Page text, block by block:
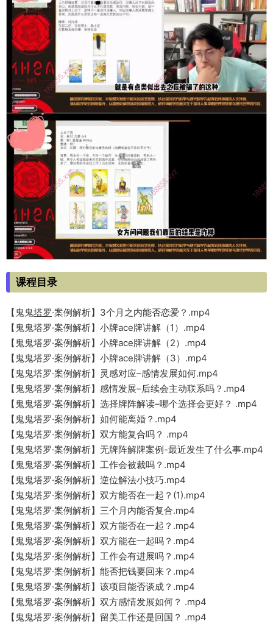
课程目录
【鬼鬼塔罗·案例解析】3个月之内能否恋爱？.mp4
【鬼鬼塔罗·案例解析】小牌ace牌讲解（1）.mp4
【鬼鬼塔罗·案例解析】小牌ace牌讲解（2）.mp4
【鬼鬼塔罗·案例解析】小牌ace牌讲解（3）.mp4
【鬼鬼塔罗·案例解析】灵感对应–感情发展如何.mp4
【鬼鬼塔罗·案例解析】感情发展–后续会主动联系吗？.mp4
【鬼鬼塔罗·案例解析】选择牌阵解读–哪个选择会更好？ .mp4
【鬼鬼塔罗·案例解析】如何能离婚？.mp4
【鬼鬼塔罗·案例解析】双方能复合吗？ .mp4
【鬼鬼塔罗·案例解析】无牌阵解牌案例-最近发生了什么事.mp4
【鬼鬼塔罗·案例解析】工作会被裁吗？.mp4
【鬼鬼塔罗·案例解析】逆位解法小技巧.mp4
【鬼鬼塔罗·案例解析】双方能否在一起？(1).mp4
【鬼鬼塔罗·案例解析】三个月内能否复合.mp4
【鬼鬼塔罗·案例解析】双方能否在一起？.mp4
【鬼鬼塔罗·案例解析】双方能在一起吗？.mp4
【鬼鬼塔罗·案例解析】工作会有进展吗？.mp4
【鬼鬼塔罗·案例解析】能否把钱要回来？.mp4
【鬼鬼塔罗·案例解析】该项目能否谈成？.mp4
【鬼鬼塔罗·案例解析】双方感情发展如何？ .mp4
【鬼鬼塔罗·案例解析】留美工作还是回国？ .mp4